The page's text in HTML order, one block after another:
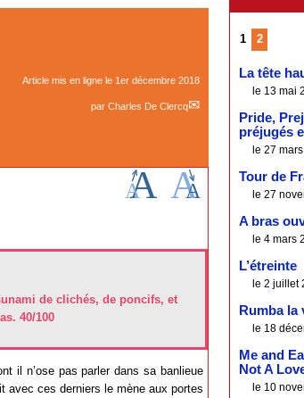
Article mis en ligne le 1er décembre 2018
par Charles De Clercq
de clichés, de poncifs, et
40/100
il n’ose pas parler dans sa banlieue
avec ces derniers le mène aux portes
1 2
La tête
le 13 mai
Pride,
préjugés
le 27
Tour de
le 27
A bras
le 4 mars
L’étreinte
le 2 juillet
Rumba la
le 18
Me and
Not A
le 10